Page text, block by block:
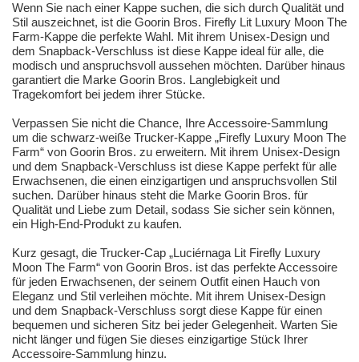
Wenn Sie nach einer Kappe suchen, die sich durch Qualität und
Stil auszeichnet, ist die Goorin Bros. Firefly Lit Luxury Moon The
Farm-Kappe die perfekte Wahl. Mit ihrem Unisex-Design und
dem Snapback-Verschluss ist diese Kappe ideal für alle, die
modisch und anspruchsvoll aussehen möchten. Darüber hinaus
garantiert die Marke Goorin Bros. Langlebigkeit und
Tragekomfort bei jedem ihrer Stücke.
Verpassen Sie nicht die Chance, Ihre Accessoire-Sammlung
um die schwarz-weiße Trucker-Kappe „Firefly Luxury Moon The
Farm“ von Goorin Bros. zu erweitern. Mit ihrem Unisex-Design
und dem Snapback-Verschluss ist diese Kappe perfekt für alle
Erwachsenen, die einen einzigartigen und anspruchsvollen Stil
suchen. Darüber hinaus steht die Marke Goorin Bros. für
Qualität und Liebe zum Detail, sodass Sie sicher sein können,
ein High-End-Produkt zu kaufen.
Kurz gesagt, die Trucker-Cap „Luciérnaga Lit Firefly Luxury
Moon The Farm“ von Goorin Bros. ist das perfekte Accessoire
für jeden Erwachsenen, der seinem Outfit einen Hauch von
Eleganz und Stil verleihen möchte. Mit ihrem Unisex-Design
und dem Snapback-Verschluss sorgt diese Kappe für einen
bequemen und sicheren Sitz bei jeder Gelegenheit. Warten Sie
nicht länger und fügen Sie dieses einzigartige Stück Ihrer
Accessoire-Sammlung hinzu.